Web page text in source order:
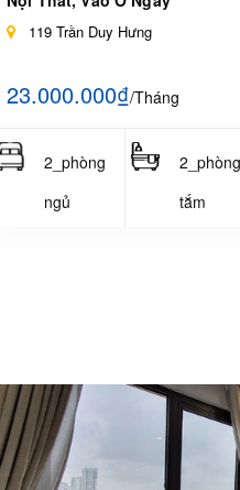
119 Trần Duy Hưng
23.000.000₫/Tháng
2_phòng
ngủ
2_phòng
tắm